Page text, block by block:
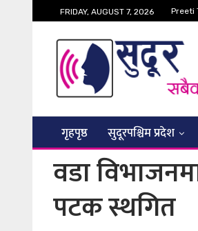
FRIDAY, AUGUST 7, 2026 Preeti
गृहपृष्ठ सुदूरपश्चिम प्रदेश
वडा
पटक स्थगित